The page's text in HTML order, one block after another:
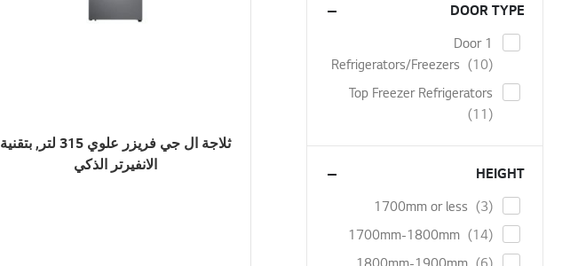
ثلاجة ال جي فريزر علوي 315 لتر, بتقنية
الانفيرتر الذكي
DOOR TYPE
1 Door
Refrigerators/Freezers
10
items
Top Freezer Refrigerators
11
items
HEIGHT
1700mm or less 3
items
1700mm-1800mm
14
items
items